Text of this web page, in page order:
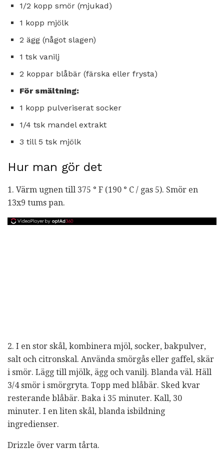
1/2 kopp smör (mjukad)
1 kopp mjölk
2 ägg (något slagen)
1 tsk vanilj
2 koppar blåbär (färska eller frysta)
För smältning:
1 kopp pulveriserat socker
1/4 tsk mandel extrakt
3 till 5 tsk mjölk
Hur man gör det
1. Värm ugnen till 375 ° F (190 ° C / gas 5). Smör en
13x9 tums pan.
2. I en stor skål, kombinera mjöl, socker, bakpulver,
salt och citronskal. Använda smörgås eller gaffel, skär
i smör. Lägg till mjölk, ägg och vanilj. Blanda väl. Häll
3/4 smör i smörgryta. Topp med blåbär. Sked kvar
resterande blåbär. Baka i 35 minuter. Kall, 30
minuter. I en liten skål, blanda isbildning
ingredienser.
Drizzle över varm tårta.